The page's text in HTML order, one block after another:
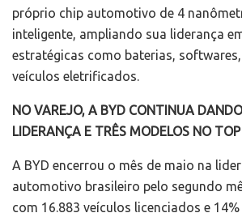
próprio chip automotivo de 4
inteligente, ampliando sua liderança
estratégicas como baterias,
veículos eletrificados.
NO VAREJO, A BYD CONTINUA
LIDERANÇA E TRÊS MODELOS NO
A BYD encerrou o mês de maio na
automotivo brasileiro pelo segundo
com 16.883 veículos licenciados e